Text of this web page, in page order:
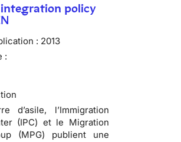
policy
: 2013
:
d’asile, l’Immigration
(IPC) et le Migration
(MPG) publient une